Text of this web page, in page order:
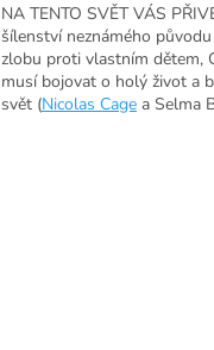
NA TENTO SVĚT VÁS
šílenství neznámého
zlobu proti vlastním dětem,
musí bojovat o holý život a
svět (Nicolas Cage a Selma